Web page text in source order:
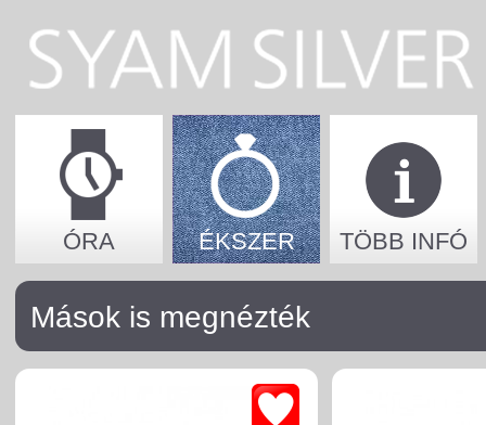
ÓRA ÉKSZER TÖBB INFÓ
Mások is megnézték